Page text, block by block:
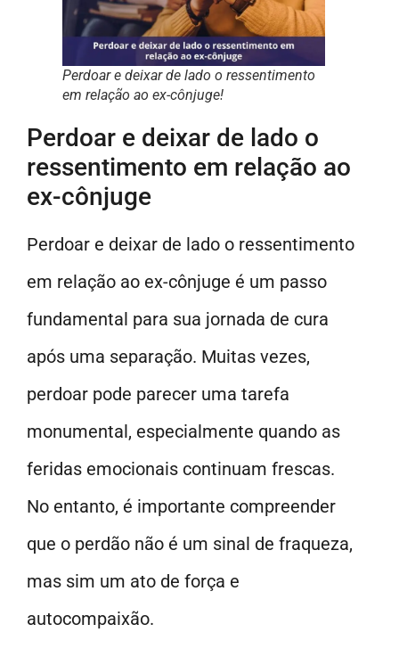
Perdoar e deixar de lado o ressentimento
em relação ao ex-cônjuge!
Perdoar e deixar de lado o
ressentimento em relação ao
ex-cônjuge
Perdoar e deixar de lado o ressentimento
em relação ao ex-cônjuge é um passo
fundamental para sua jornada de cura
após uma separação. Muitas vezes,
perdoar pode parecer uma tarefa
monumental, especialmente quando as
feridas emocionais continuam frescas.
No entanto, é importante compreender
que o perdão não é um sinal de fraqueza,
mas sim um ato de força e
autocompaixão.